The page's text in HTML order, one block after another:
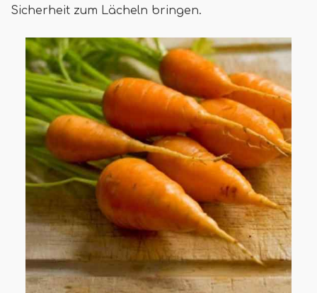
Sicherheit zum Lächeln bringen.